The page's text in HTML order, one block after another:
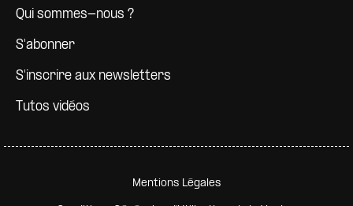
Qui sommes-nous ?
S'abonner
S'inscrire aux newsletters
Tutos vidéos
Pied de page secondaire
Mentions Légales